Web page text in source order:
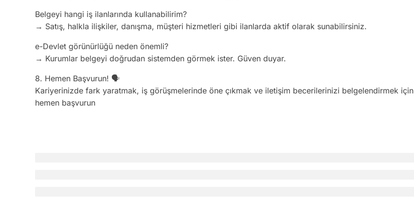
Belgeyi hangi iş ilanlarında kullanabilirim?
→ Satış, halkla ilişkiler, danışma, müşteri hizmetleri gibi ilanlarda aktif olarak sunabilirsiniz.
e-Devlet görünürlüğü neden önemli?
→ Kurumlar belgeyi doğrudan sistemden görmek ister. Güven duyar.
8. Hemen Başvurun! 🗣️
Kariyerinizde fark yaratmak, iş görüşmelerinde öne çıkmak ve iletişim becerilerinizi belgelendirmek için
hemen başvurun